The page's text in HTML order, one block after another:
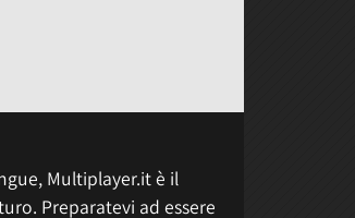
Multiplayer.it è il
Preparatevi ad essere